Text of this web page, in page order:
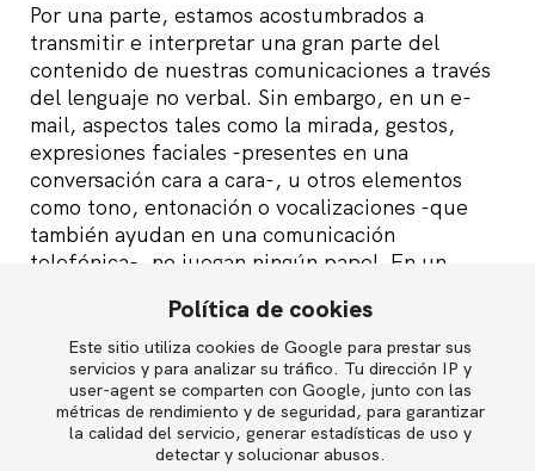
English
Política de privacidad
Por una parte, estamos acostumbrados a
transmitir e interpretar una gran parte del
contenido de nuestras comunicaciones a través
del lenguaje no verbal. Sin embargo, en un e-
mail, aspectos tales como la mirada, gestos,
expresiones faciales -presentes en una
conversación cara a cara-, u otros elementos
como tono, entonación o vocalizaciones -que
también ayudan en una comunicación
telefónica-, no juegan ningún papel. En un
transmite únicamente a través de las palabras
que escribimos (aunque en ocasiones nos
ayudemos de unos cuantos emoticones). Por eso
es tan importante medir cada una de ellas.
Por otra parte, por nuestra propia naturaleza,
Política de cookies
Este sitio utiliza cookies de Google para prestar sus
servicios y para analizar su tráfico. Tu dirección IP y
user-agent se comparten con Google, junto con las
métricas de rendimiento y de seguridad, para garantizar
la calidad del servicio, generar estadísticas de uso y
detectar y solucionar abusos.